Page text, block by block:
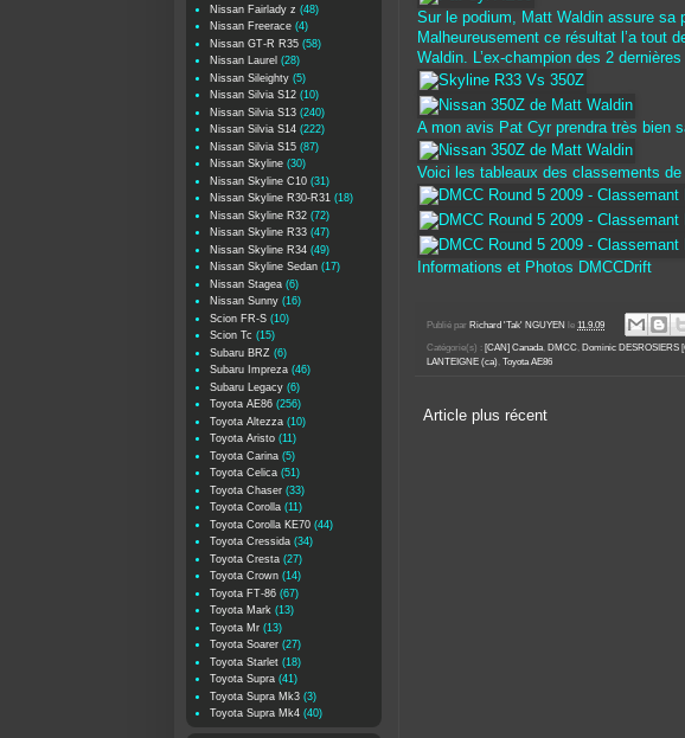
Sur le podium, Matt Waldin assure sa
Malheureusement ce résultat l’a tout
Waldin. L’ex-champion des 2
A mon avis Pat Cyr prendra très bien
Voici les tableaux des classements
Informations et Photos DMCCDrift
Publié par Richard 'Tak' NGUYEN le 11.9.09
Catégorie(s) : [CAN] Canada, DMCC, Dominic DESROSIERS
LANTEIGNE (ca), Toyota AE86
Article plus récent
Nissan Fairlady z (48)
Nissan Freerace (4)
Nissan GT-R R35 (58)
Nissan Laurel (28)
Nissan Sileighty (5)
Nissan Silvia S12 (10)
Nissan Silvia S13 (240)
Nissan Silvia S14 (222)
Nissan Silvia S15 (87)
Nissan Skyline (30)
Nissan Skyline C10 (31)
Nissan Skyline R30-R31 (18)
Nissan Skyline R32 (72)
Nissan Skyline R33 (47)
Nissan Skyline R34 (49)
Nissan Skyline Sedan (17)
Nissan Stagea (6)
Nissan Sunny (16)
Scion FR-S (10)
Scion Tc (15)
Subaru BRZ (6)
Subaru Impreza (46)
Subaru Legacy (6)
Toyota AE86 (256)
Toyota Altezza (10)
Toyota Aristo (11)
Toyota Carina (5)
Toyota Celica (51)
Toyota Chaser (33)
Toyota Corolla (11)
Toyota Corolla KE70 (44)
Toyota Cressida (34)
Toyota Cresta (27)
Toyota Crown (14)
Toyota FT-86 (67)
Toyota Mark (13)
Toyota Mr (13)
Toyota Soarer (27)
Toyota Starlet (18)
Toyota Supra (41)
Toyota Supra Mk3 (3)
Toyota Supra Mk4 (40)